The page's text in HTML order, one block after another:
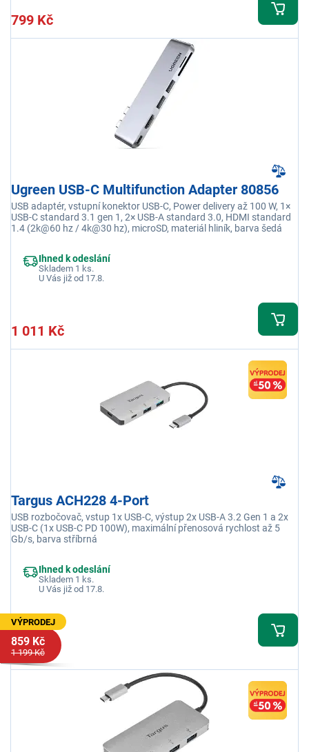
799 Kč
Ugreen USB-C Multifunction Adapter 80856
USB adaptér, vstupní konektor USB-C, Power delivery až 100 W, 1×
USB-C standard 3.1 gen 1, 2× USB-A standard 3.0, HDMI standard
1.4 (2k@60 hz / 4k@30 hz), microSD, materiál hliník, barva šedá
Ihned k odeslání
Skladem 1 ks.
U Vás již od 17.8.
1 011 Kč
Targus ACH228 4-Port
USB rozbočovač, vstup 1x USB-C, výstup 2x USB-A 3.2 Gen 1 a 2x
USB-C (1x USB-C PD 100W), maximální přenosová rychlost až 5
Gb/s, barva stříbrná
Ihned k odeslání
Skladem 1 ks.
U Vás již od 17.8.
VÝPRODEJ
859 Kč
1 199 Kč